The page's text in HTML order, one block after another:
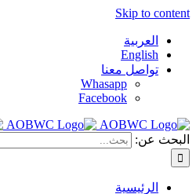
Skip to content
العربية
English
تواصل معنا
Whasapp
Facebook
البحث عن:
الرئيسية